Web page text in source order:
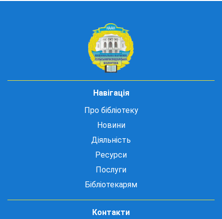
Навігація
Про бібліотеку
Новини
Діяльність
Ресурси
Послуги
Бібліотекарям
Контакти